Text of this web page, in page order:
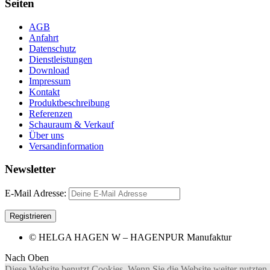
Seiten
AGB
Anfahrt
Datenschutz
Dienstleistungen
Download
Impressum
Kontakt
Produktbeschreibung
Referenzen
Schauraum & Verkauf
Über uns
Versandinformation
Newsletter
E-Mail Adresse:
© HELGA HAGEN W – HAGENPUR Manufaktur
Nach Oben